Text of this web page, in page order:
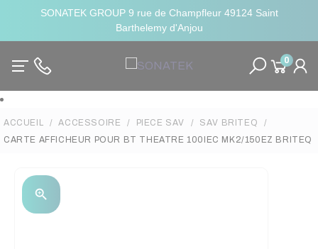
SONATEK GROUP 9 rue de Champfleur 49124 Saint
Barthelemy d'Anjou
0
ACCUEIL ACCESSOIRE PIECE SAV
SAV BRITEQ
CARTE AFFICHEUR POUR BT THEATRE 100IEC MK2/150EZ BRITEQ
zoom_in